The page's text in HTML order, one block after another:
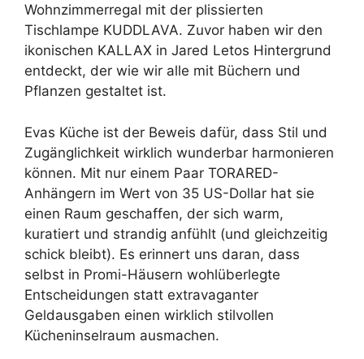
Wohnzimmerregal mit der plissierten
Tischlampe KUDDLAVA. Zuvor haben wir den
ikonischen KALLAX in Jared Letos Hintergrund
entdeckt, der wie wir alle mit Büchern und
Pflanzen gestaltet ist.
Evas Küche ist der Beweis dafür, dass Stil und
Zugänglichkeit wirklich wunderbar harmonieren
können. Mit nur einem Paar TORARED-
Anhängern im Wert von 35 US-Dollar hat sie
einen Raum geschaffen, der sich warm,
kuratiert und strandig anfühlt (und gleichzeitig
schick bleibt). Es erinnert uns daran, dass
selbst in Promi-Häusern wohlüberlegte
Entscheidungen statt extravaganter
Geldausgaben einen wirklich stilvollen
Kücheninselraum ausmachen.